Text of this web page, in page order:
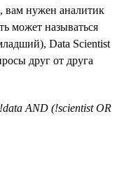
вам нужен аналитик
может называться
Data Scientist
друг от друга
AND (!scientist OR